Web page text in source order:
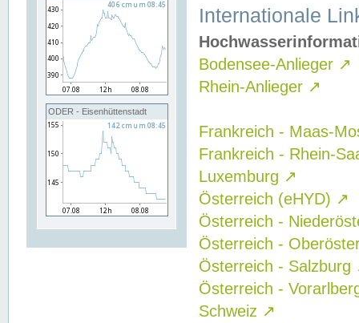
ODER - Eisenhüttenstadt
Internationale
Bodensee-Anlieger ↗
Rhein-Anlieger ↗
Frankreich - Maas-
Frankreich - Rhein-
Luxemburg ↗
Österreich (eHYD) ↗
Österreich -
Österreich -
Österreich - Salzburg
Österreich -
Schweiz ↗